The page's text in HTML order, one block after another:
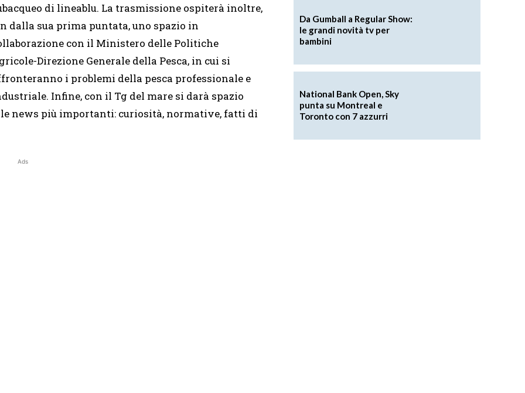
di lineablu. La trasmissione ospiterà inoltre,
dalla sua prima puntata, uno spazio in
con il Ministero delle Politiche
Direzione Generale della Pesca, in cui si
i problemi della pesca professionale e
Infine, con il Tg del mare si darà spazio
news più importanti: curiosità, normative, fatti di
Ads
Da Gumball a Regular Show:
le grandi novità tv per
bambini
National Bank Open, Sky
punta su Montreal e
Toronto con 7 azzurri